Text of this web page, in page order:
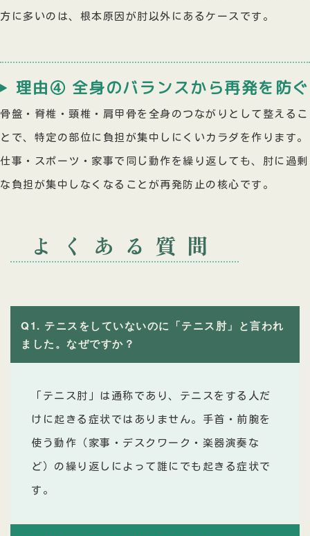
方に多いのは、根本原因が肘以外にあるケースです。
理由④ 全身のバランスから再発を防ぐ
骨盤・脊椎・頸椎・肩甲骨を全身のつながりとして整えるこ
とで、特定の部位に負担が集中しにくいカラダを作ります。
仕事・スポーツ・家事で同じ動作を繰り返しても、肘に過剰
な負担が集中しなくなることが再発防止の核心です。
よくある質問
Q1. テニスをしていないのに「テニス肘」と言われ
ました。なぜですか？
「テニス肘」は通称であり、テニスをする人だ
けに起きる症状ではありません。手首・前腕を
使う動作（家事・デスクワーク・楽器演奏な
ど）の繰り返しによって誰にでも起きる症状で
す。